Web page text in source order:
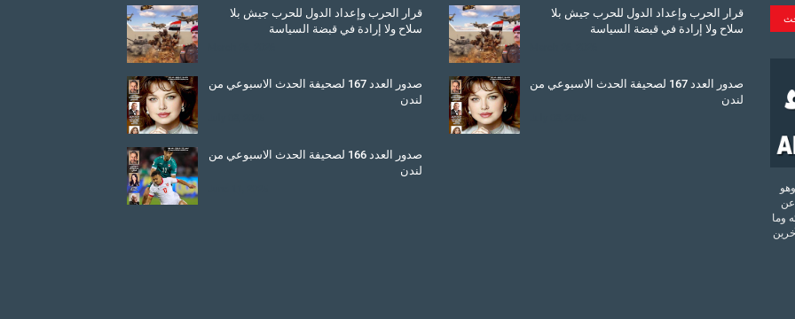
وهو
عن
وما
قرار الحرب وإعداد الدول للحرب جيش بلا
سلاح ولا إرادة في قبضة السياسة
صدور العدد 167 لصحيفة الحدث الاسبوعي من
لندن
قرار الحرب وإعداد الدول للحرب جيش بلا
سلاح ولا إرادة في قبضة السياسة
صدور العدد 167 لصحيفة الحدث الاسبوعي من
لندن
صدور العدد 166 لصحيفة الحدث الاسبوعي من
لندن